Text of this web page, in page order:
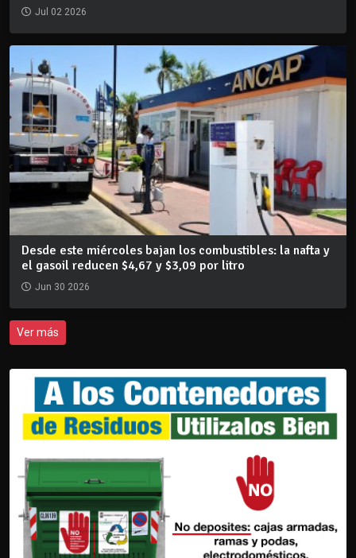
Jul 02 2026
Desde este miércoles bajan los combustibles: la nafta y
el gasoil reducen $4,67 y $3,09 por litro
Jun 30 2026
Ver más